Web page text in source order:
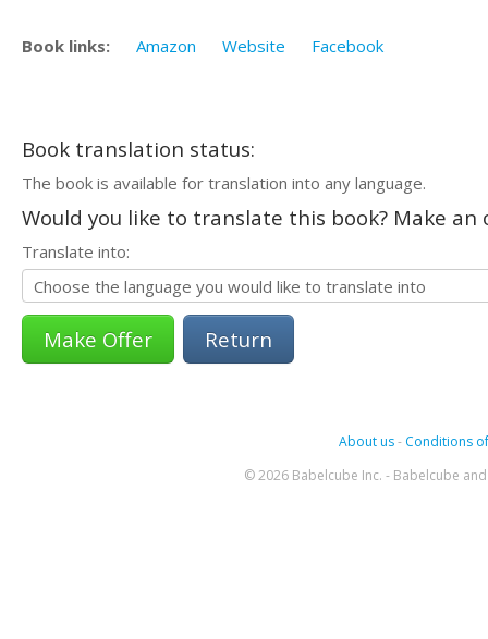
Book links: Amazon Website Facebook
Book translation status:
The book is available for translation into any language.
Would you like to translate this book? Make
Translate into:
Return
About us- Conditions
© 2026 Babelcube Inc. - Babelcube